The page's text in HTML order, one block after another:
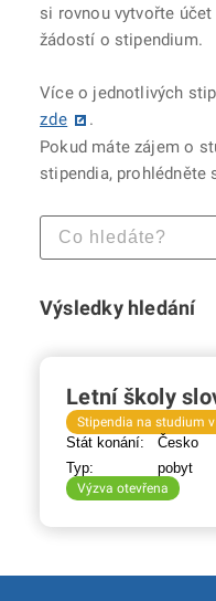
si rovnou vytvořte
žádostí o stipendium.
Více o jednotlivých
zde
.
Pokud máte zájem o
stipendia, prohlédněte
Výsledky hledání
Letní školy
Stipendia na studium
Stát konání:
Česko
Typ:
pobyt
Výzva otevřena